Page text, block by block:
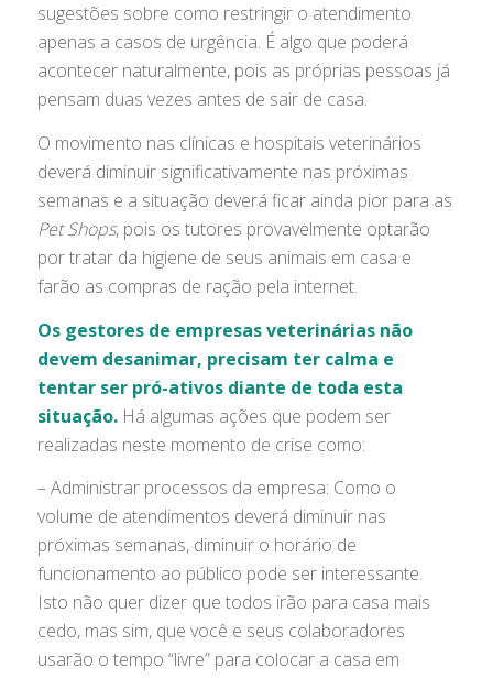
sugestões sobre como restringir o atendimento
apenas a casos de urgência. É algo que poderá
acontecer naturalmente, pois as próprias pessoas já
pensam duas vezes antes de sair de casa.
O movimento nas clínicas e hospitais veterinários
deverá diminuir significativamente nas próximas
semanas e a situação deverá ficar ainda pior para as
Pet Shops, pois os tutores provavelmente optarão
por tratar da higiene de seus animais em casa e
farão as compras de ração pela internet.
Os gestores de empresas veterinárias não
devem desanimar, precisam ter calma e
tentar ser pró-ativos diante de toda esta
situação.Há algumas ações que podem ser
realizadas neste momento de crise como:
– Administrar processos da empresa: Como o
volume de atendimentos deverá diminuir nas
próximas semanas, diminuir o horário de
funcionamento ao público pode ser interessante.
Isto não quer dizer que todos irão para casa mais
cedo, mas sim, que você e seus colaboradores
usarão o tempo “livre” para colocar a casa em